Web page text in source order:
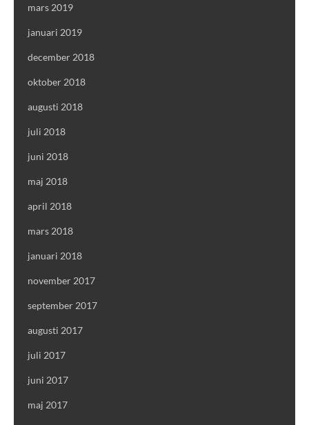
mars 2019
januari 2019
december 2018
oktober 2018
augusti 2018
juli 2018
juni 2018
maj 2018
april 2018
mars 2018
januari 2018
november 2017
september 2017
augusti 2017
juli 2017
juni 2017
maj 2017